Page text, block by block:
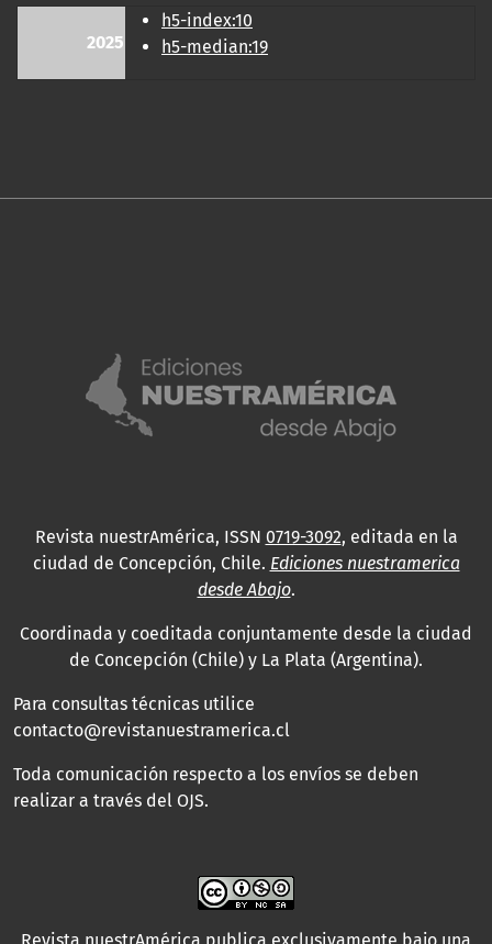
2025
h5-index:10
h5-median:19
Revista nuestrAmérica, ISSN 0719-3092, editada en la
ciudad de Concepción, Chile. Ediciones nuestramerica
desde Abajo.
Coordinada y coeditada conjuntamente desde la ciudad
de Concepción (Chile) y La Plata (Argentina).
Para consultas técnicas utilice
contacto@revistanuestramerica.cl
Toda comunicación respecto a los envíos se deben
realizar a través del OJS.